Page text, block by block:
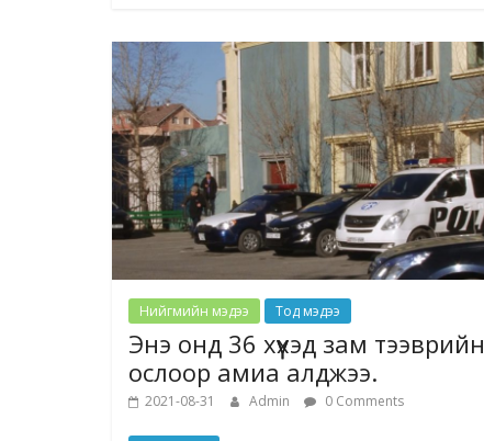
Нийгмийн мэдээ Тод мэдээ
Энэ онд 36 хүүхэд зам тээврийн
ослоор амиа алджээ.
2021-08-31 Admin 0 Comments